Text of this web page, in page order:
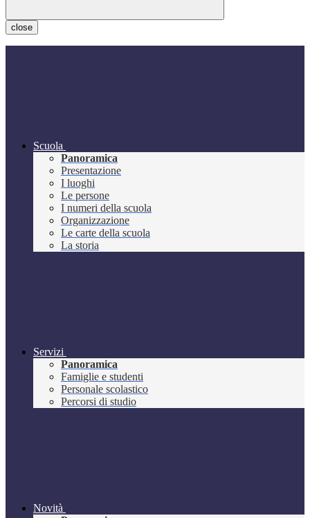
close
Scuola
Panoramica
Presentazione
I luoghi
Le persone
I numeri della scuola
Organizzazione
Le carte della scuola
La storia
Servizi
Panoramica
Famiglie e studenti
Personale scolastico
Percorsi di studio
Novità